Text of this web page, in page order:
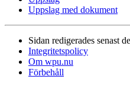
Uppslag med dokument
Sidan redigerades senast
Integritetspolicy
Om wpu.nu
Förbehåll